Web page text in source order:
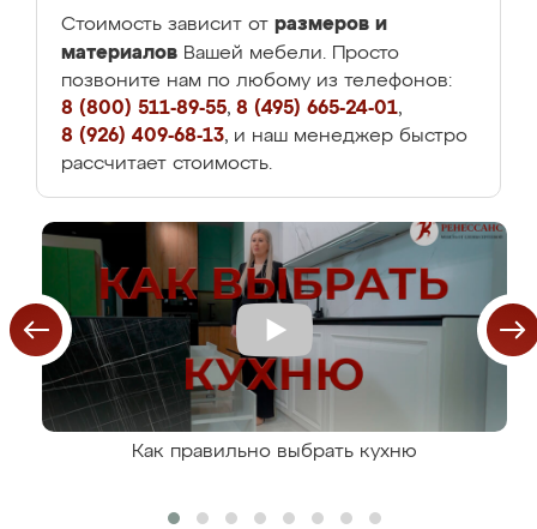
Стоимость зависит от размеров и
материалов Вашей мебели. Просто
позвоните нам по любому из телефонов:
8 (800) 511-89-55, 8 (495) 665-24-01,
8 (926) 409-68-13, и наш менеджер быстро
рассчитает стоимость.
Как правильно выбрать кухню